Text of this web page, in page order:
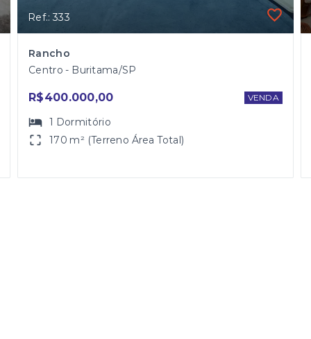
Ref.: 333
Rancho
Centro - Buritama/SP
R$400.000,00 VENDA
1 Dormitório
170 m² (Terreno Área Total)